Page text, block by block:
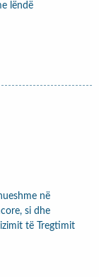
lëndë
në
si dhe
të Tregtimit